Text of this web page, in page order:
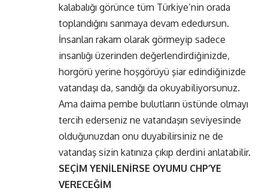
kalabalığı görünce tüm Türkiye’nin orada
toplandığını sanmaya devam ededursun.
İnsanları rakam olarak görmeyip sadece
insanlığı üzerinden değerlendirdiğinizde,
horgörü yerine hoşgörüyü şiar edindiğinizde
vatandaşı da, sandığı da okuyabiliyorsunuz.
Ama daima pembe bulutların üstünde olmayı
tercih ederseniz ne vatandaşın seviyesinde
olduğunuzdan onu duyabilirsiniz ne de
vatandaş sizin katınıza çıkıp derdini anlatabilir.
SEÇİM YENİLENİRSE OYUMU CHP’YE
VERECEĞİM